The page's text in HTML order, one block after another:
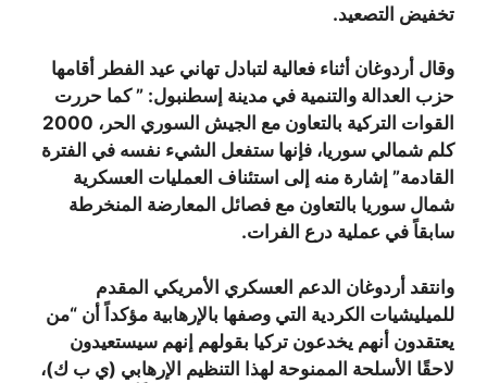
تخفيض التصعيد.
وقال أردوغان أثناء فعالية لتبادل تهاني عيد الفطر أقامها
حزب العدالة والتنمية في مدينة إسطنبول: ” كما حررت
القوات التركية بالتعاون مع الجيش السوري الحر، 2000
كلم شمالي سوريا، فإنها ستفعل الشيء نفسه في الفترة
القادمة” إشارة منه إلى استئناف العمليات العسكرية
شمال سوريا بالتعاون مع فصائل المعارضة المنخرطة
سابقاً في عملية درع الفرات.
وانتقد أردوغان الدعم العسكري الأمريكي المقدم
للميليشيات الكردية التي وصفها بالإرهابية مؤكداً أن “من
يعتقدون أنهم يخدعون تركيا بقولهم إنهم سيستعيدون
لاحقًا الأسلحة الممنوحة لهذا التنظيم الإرهابي (ي ب ك)،